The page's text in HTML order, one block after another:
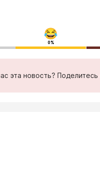
0%
эта новость? Поделитесь